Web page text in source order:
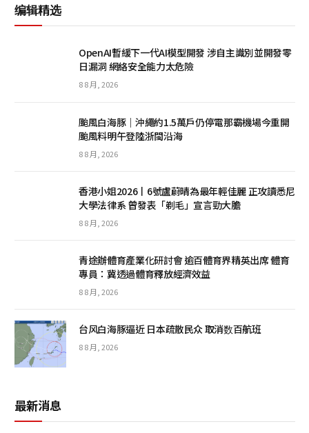
编辑精选
OpenAI暫緩下一代AI模型開發 涉自主識別並開發零
日漏洞 網絡安全能力太危險
8 8 月, 2026
颱風白海豚｜沖繩約1.5萬戶仍停電那霸機場今重開
颱風料明午登陸浙閩沿海
8 8 月, 2026
香港小姐2026丨6號盧蔚晴為最年輕佳麗 正攻讀悉尼
大學法律系 曾發表「剃毛」宣言勁大膽
8 8 月, 2026
青途辦體育產業化研討會 逾百體育界精英出席 體育
專員：冀透過體育釋放經濟效益
8 8 月, 2026
台风白海豚逼近 日本疏散民众 取消数百航班
8 8 月, 2026
最新消息